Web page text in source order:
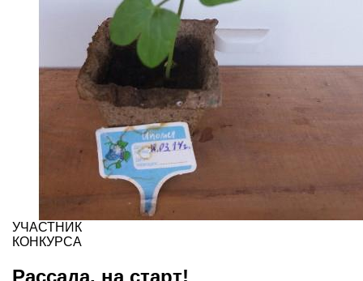
УЧАСТНИК
КОНКУРСА
Рассада, на старт!